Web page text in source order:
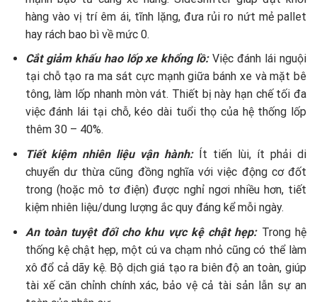
hàng vào vị trí êm ái, tĩnh lặng, đưa rủi ro nứt mẻ pallet
hay rách bao bì về mức 0.
Cắt giảm khấu hao lốp xe khổng lồ: Việc đánh lái nguội
tại chỗ tạo ra ma sát cực mạnh giữa bánh xe và mặt bê
tông, làm lốp nhanh mòn vát. Thiết bị này hạn chế tối đa
việc đánh lái tại chỗ, kéo dài tuổi thọ của hệ thống lốp
thêm 30 – 40%.
Tiết kiệm nhiên liệu vận hành:Ít tiến lùi, ít phải di
chuyển dư thừa cũng đồng nghĩa với việc động cơ đốt
trong (hoặc mô tơ điện) được nghỉ ngơi nhiều hơn, tiết
kiệm nhiên liệu/dung lượng ắc quy đáng kể mỗi ngày.
An toàn tuyệt đối cho khu vực kệ chật hẹp: Trong hệ
thống kệ chật hẹp, một cú va chạm nhỏ cũng có thể làm
xô đổ cả dãy kệ. Bộ dịch giá tạo ra biên độ an toàn, giúp
tài xế căn chỉnh chính xác, bảo vệ cả tài sản lẫn sự an